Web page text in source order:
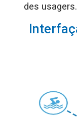
des usagers.